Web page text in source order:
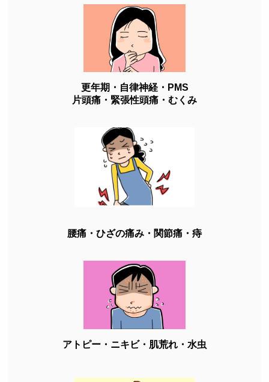
更年期・自律神経・PMS
片頭痛・緊張性頭痛・むくみ
腰痛・ひざの痛み・関節痛・痔
アトピー・ニキビ・肌荒れ・水虫